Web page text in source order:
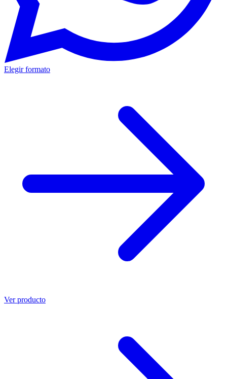
Elegir formato
Ver producto